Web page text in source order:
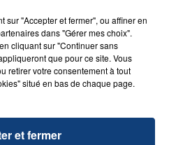
VIE ET LA...
par le feu après avoir
leur bébé de trois mois
sur "Accepter et fermer", ou affiner en
dans "Gérer mes choix".
cliquant sur "Continuer sans
que pour ce site. Vous
retirer votre consentement à tout
situé en bas de chaque page.
et fermer